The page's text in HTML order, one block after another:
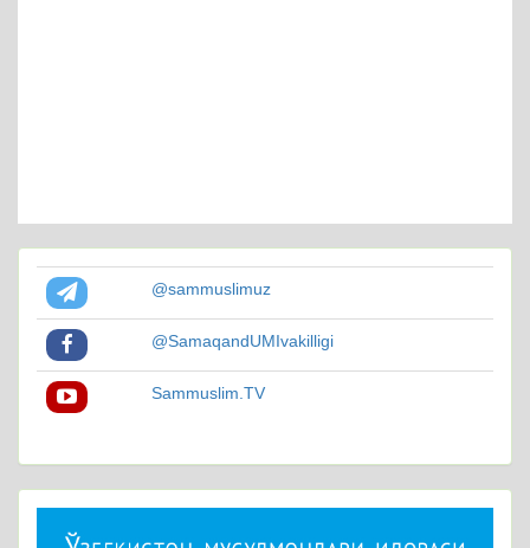
@sammuslimuz
@SamaqandUMIvakilligi
Sammuslim.TV